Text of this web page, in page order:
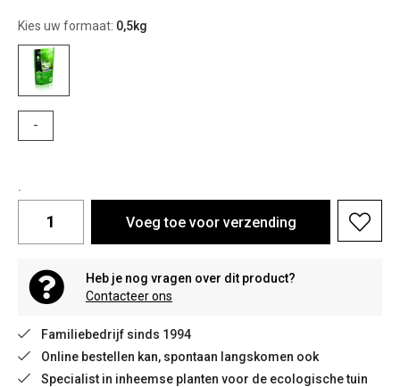
Kies uw formaat: 0,5kg
-
.
Voeg toe voor verzending
Heb je nog vragen over dit product?
Contacteer ons
Familiebedrijf sinds 1994
Online bestellen kan, spontaan langskomen ook
Specialist in inheemse planten voor de ecologische tuin